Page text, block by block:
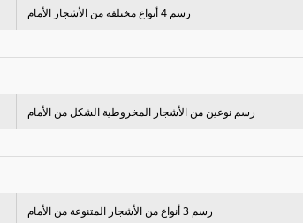
رسم 4 أنواع مختلفة من الأشجار الأمام
رسم نوعين من الأشجار المخروطية الشكل من الأمام
رسم 3 أنواع من الأشجار المتنوعة من الأمام